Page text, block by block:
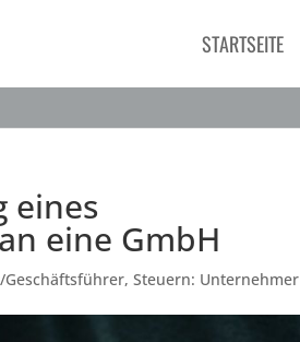
STARTSEITE
eines
eine GmbH
Geschäftsführer,Steuern: Unternehmer